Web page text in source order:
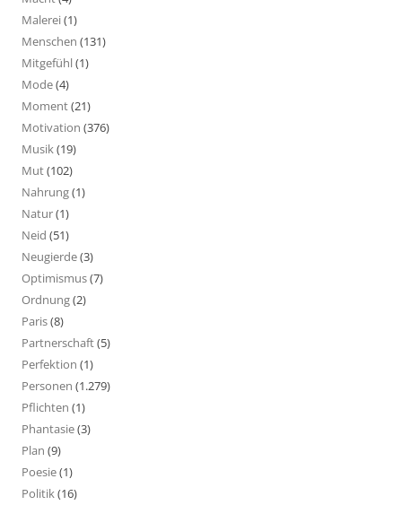
Malerei(1)
Menschen (131)
Mitgefühl(1)
Mode(4)
Moment(21)
Motivation (376)
Musik(19)
Mut(102)
Nahrung(1)
Natur(1)
Neid (51)
Neugierde(3)
Optimismus(7)
Ordnung(2)
Paris(8)
Partnerschaft(5)
Perfektion (1)
Personen (1.279)
Pflichten (1)
Phantasie(3)
Plan (9)
Poesie(1)
Politik(16)